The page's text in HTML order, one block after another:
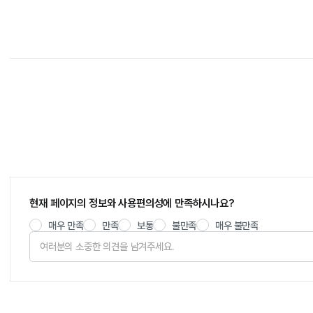
현재 페이지의 정보와 사용편의성에 만족하시나요?
매우 만족 만족 보통 불만족 매우 불만족